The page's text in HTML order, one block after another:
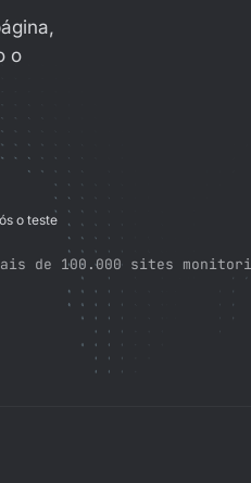
o
o teste
de 100.000 sites